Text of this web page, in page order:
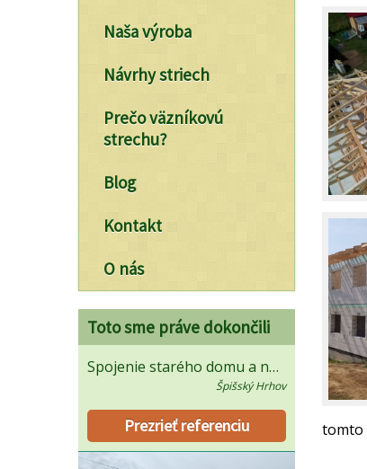
Naša výroba
Návrhy striech
Prečo väzníkovú
strechu?
Blog
Kontakt
O nás
Toto sme práve dokončili
Spojenie starého domu a novej prístavby
Špišský Hrhov
Prezrieť referenciu
tomto